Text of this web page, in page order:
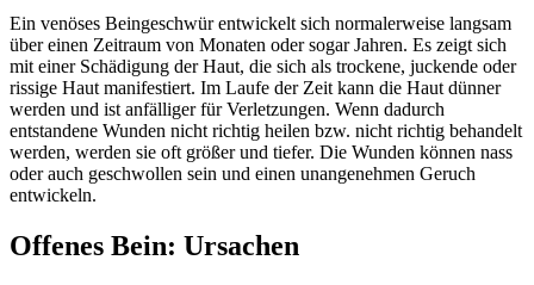
Ein venöses Beingeschwür entwickelt sich normalerweise langsam
über einen Zeitraum von Monaten oder sogar Jahren. Es zeigt sich
mit einer Schädigung der Haut, die sich als trockene, juckende oder
rissige Haut manifestiert. Im Laufe der Zeit kann die Haut dünner
werden und ist anfälliger für Verletzungen. Wenn dadurch
entstandene Wunden nicht richtig heilen bzw. nicht richtig behandelt
werden, werden sie oft größer und tiefer. Die Wunden können nass
oder auch geschwollen sein und einen unangenehmen Geruch
entwickeln.
Offenes Bein: Ursachen